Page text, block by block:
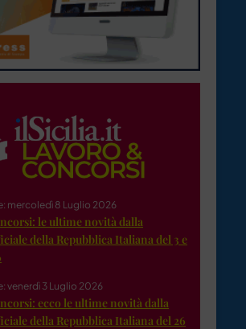
mercoledì 8 Luglio 2026
le ultime novità dalla
della Repubblica Italiana del 3 e
venerdì 3 Luglio 2026
ecco le ultime novità dalla
della Repubblica Italiana del 26